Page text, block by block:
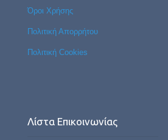
Όροι Χρήσης
Πολιτική Απορρήτου
Πολιτική Cookies
Λίστα Επικοινωνίας